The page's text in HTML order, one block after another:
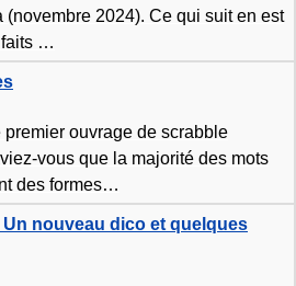
2024). Ce qui suit en est
…
ouvrage de scrabble
vous que la majorité des mots
des formes…
Un nouveau dico et quelques